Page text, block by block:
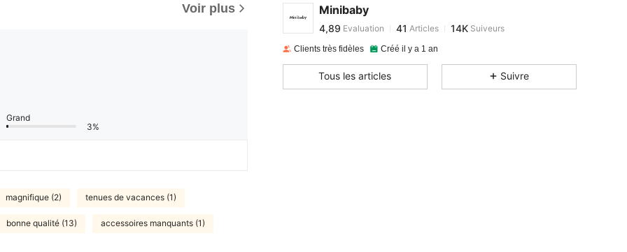
Voir plus
Grand
3%
magnifique (2) tenues de vacances (1)
bonne qualité (13) accessoires manquants (1)
Minibaby
Evaluation
a***2est en train de naviguer
Clients très fidèles Créé il y a 1 an
Tous les articles Suivre